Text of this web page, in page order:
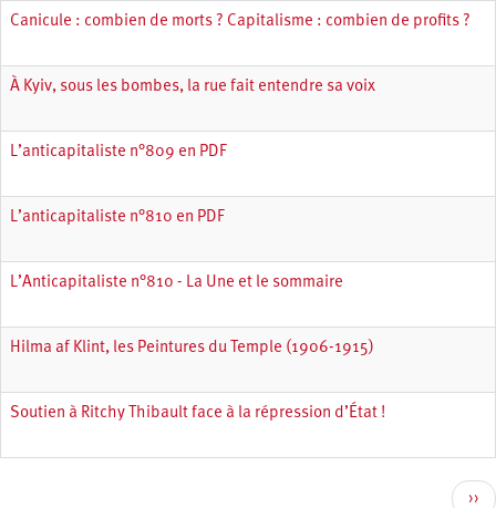
Canicule : combien de morts ? Capitalisme : combien de profits ?
À Kyiv, sous les bombes, la rue fait entendre sa voix
L’anticapitaliste n°809 en PDF
L’anticapitaliste n°810 en PDF
L’Anticapitaliste n°810 - La Une et le sommaire
Hilma af Klint, les Peintures du Temple (1906-1915)
Soutien à Ritchy Thibault face à la répression d’État !
››